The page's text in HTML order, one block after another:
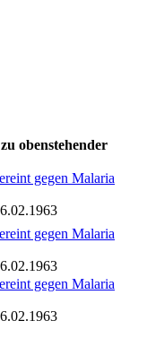
obenstehender
gegen Malaria
gegen Malaria
gegen Malaria